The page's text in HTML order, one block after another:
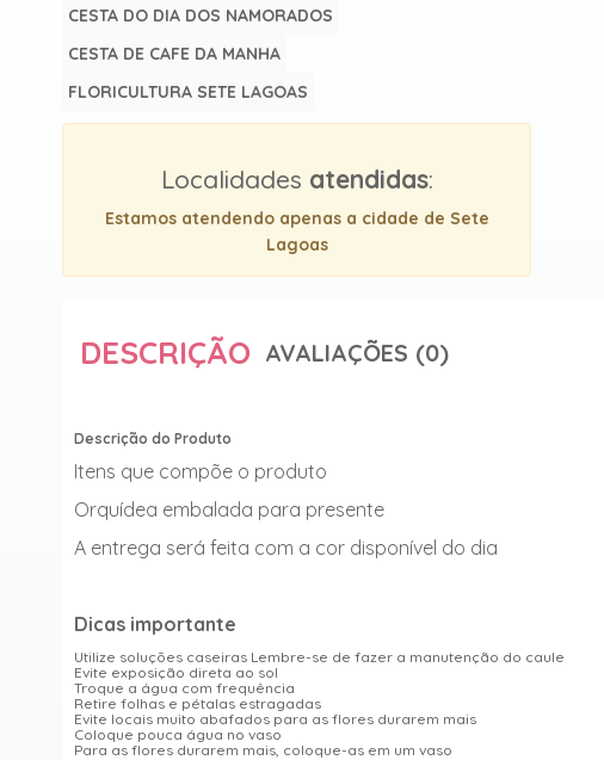
CESTA DO DIA DOS NAMORADOS
CESTA DE CAFE DA MANHA
FLORICULTURA SETE LAGOAS
Localidades atendidas:
Estamos atendendo apenas a cidade de Sete
Lagoas
DESCRIÇÃO AVALIAÇÕES (0)
Descrição do Produto
Itens que compõe o produto
Orquídea embalada para presente
A entrega será feita com a cor disponível do dia
Dicas importante
Utilize soluções caseiras Lembre-se de fazer a manutenção do caule
Evite exposição direta ao sol
Troque a água com frequência
Retire folhas e pétalas estragadas
Evite locais muito abafados para as flores durarem mais
Coloque pouca água no vaso
Para as flores durarem mais, coloque-as em um vaso